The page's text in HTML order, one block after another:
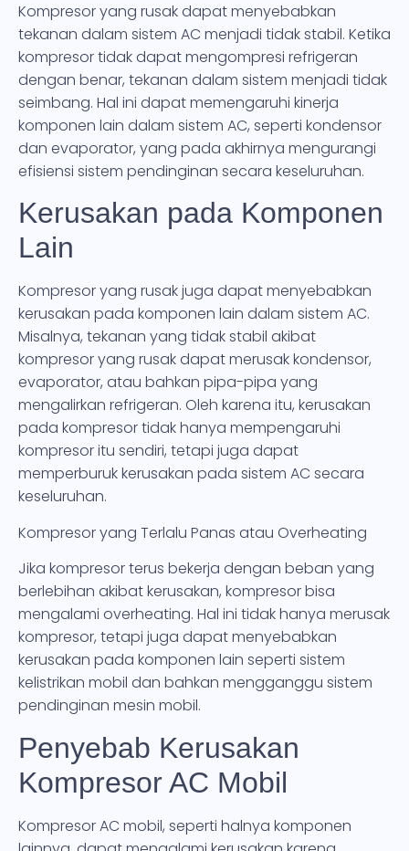
Kompresor yang rusak dapat menyebabkan
tekanan dalam sistem AC menjadi tidak stabil. Ketika
kompresor tidak dapat mengompresi refrigeran
dengan benar, tekanan dalam sistem menjadi tidak
seimbang. Hal ini dapat memengaruhi kinerja
komponen lain dalam sistem AC, seperti kondensor
dan evaporator, yang pada akhirnya mengurangi
efisiensi sistem pendinginan secara keseluruhan.
Kerusakan pada Komponen
Lain
Kompresor yang rusak juga dapat menyebabkan
kerusakan pada komponen lain dalam sistem AC.
Misalnya, tekanan yang tidak stabil akibat
kompresor yang rusak dapat merusak kondensor,
evaporator, atau bahkan pipa-pipa yang
mengalirkan refrigeran. Oleh karena itu, kerusakan
pada kompresor tidak hanya mempengaruhi
kompresor itu sendiri, tetapi juga dapat
memperburuk kerusakan pada sistem AC secara
keseluruhan.
Kompresor yang Terlalu Panas atau Overheating
Jika kompresor terus bekerja dengan beban yang
berlebihan akibat kerusakan, kompresor bisa
mengalami overheating. Hal ini tidak hanya merusak
kompresor, tetapi juga dapat menyebabkan
kerusakan pada komponen lain seperti sistem
kelistrikan mobil dan bahkan mengganggu sistem
pendinginan mesin mobil.
Penyebab Kerusakan
Kompresor AC Mobil
Kompresor AC mobil, seperti halnya komponen